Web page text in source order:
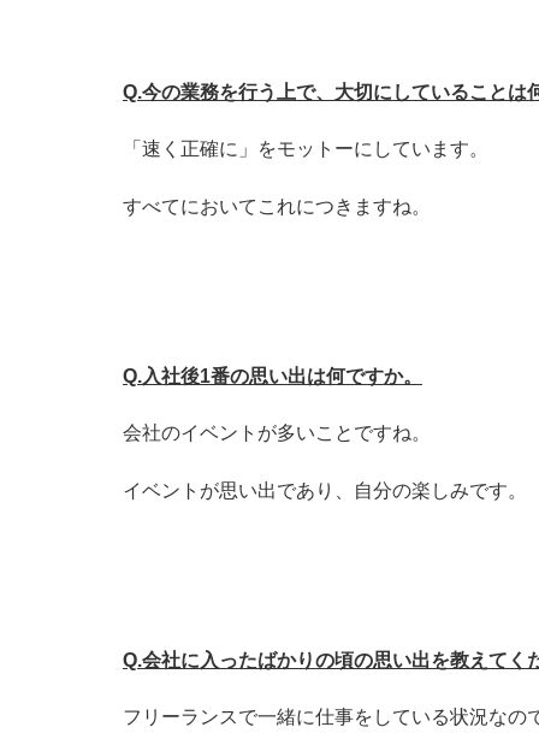
Q.今の業務を行う上で、大切にしていることは
「速く正確に」をモットーにしています。
すべてにおいてこれにつきますね。
Q.入社後1番の思い出は何ですか。
会社のイベントが多いことですね。
イベントが思い出であり、自分の楽しみです。
Q.会社に入ったばかりの頃の思い出を教えてく
フリーランスで一緒に仕事をしている状況なの